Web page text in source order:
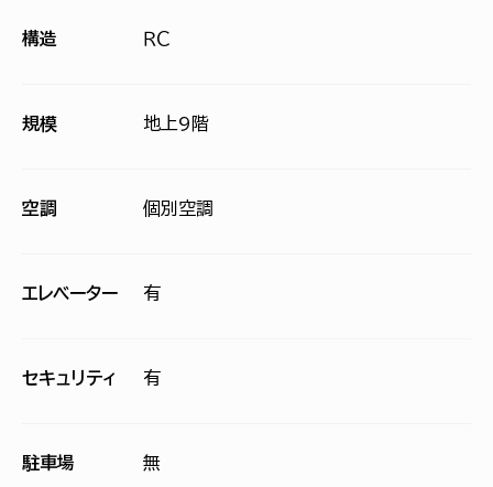
構造 ＲＣ
規模 地上9階
空調 個別空調
エレベーター 有
セキュリティ 有
駐車場 無